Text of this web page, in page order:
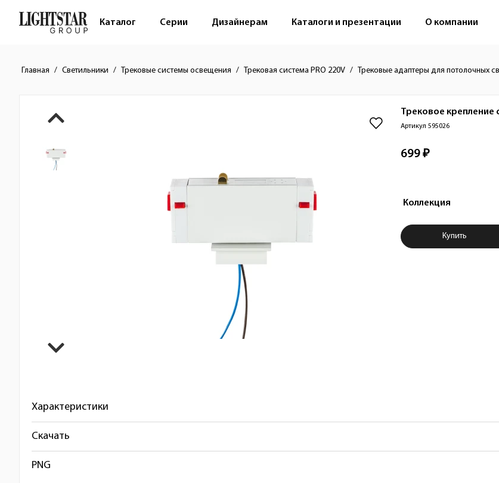
Каталог Серии Дизайнерам Каталоги и презентации О компании
Главная Светильники Трековые системы освещения Трековая система PRO 220V Трековые адаптеры для потолочных
Краткое описание товара
Изображения товара Трековое крепление
Артикул 595026
Стоимость товара 699 ₽
Коллекция
КупитьКупить
Характеристики
Скачать
PNG